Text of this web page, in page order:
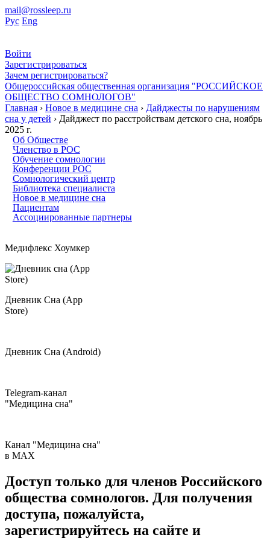
mail@rossleep.ru
Рус Eng
Войти
Зарегистрироваться
Зачем регистрироваться?
Общероссийская общественная организация "РОССИЙСКОЕ
ОБЩЕСТВО СОМНОЛОГОВ"
Главная › Новое в медицине сна › Дайджесты по нарушениям
сна у детей › Дайджест по расстройствам детского сна, ноябрь
2025 г.
Об Обществе
Членство в РОС
Обучение сомнологии
Конференции РОС
Сомнологический центр
Библиотека специалиста
Новое в медицине сна
Пациентам
Ассоциированные партнеры
Медифлекс Хоумкер
Дневник Сна (App
Store)
Дневник Сна (Android)
Telegram-канал
"Медицина сна"
Канал "Медицина сна"
в МAX
Доступ только для членов Российского
общества сомнологов. Для получения
доступа, пожалуйста,
зарегистрируйтесь на сайте и